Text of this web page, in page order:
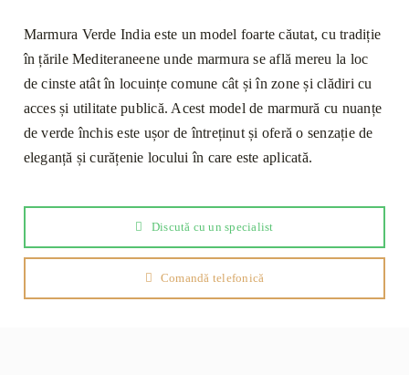
2cm
Marmura Verde India este un model foarte căutat, cu tradiție
în țările Mediteraneene unde marmura se află mereu la loc
de cinste atât în locuințe comune cât și în zone și clădiri cu
acces și utilitate publică. Acest model de marmură cu nuanțe
de verde închis este ușor de întreținut și oferă o senzație de
eleganță și curățenie locului în care este aplicată.
Discută cu un specialist
Comandă telefonică